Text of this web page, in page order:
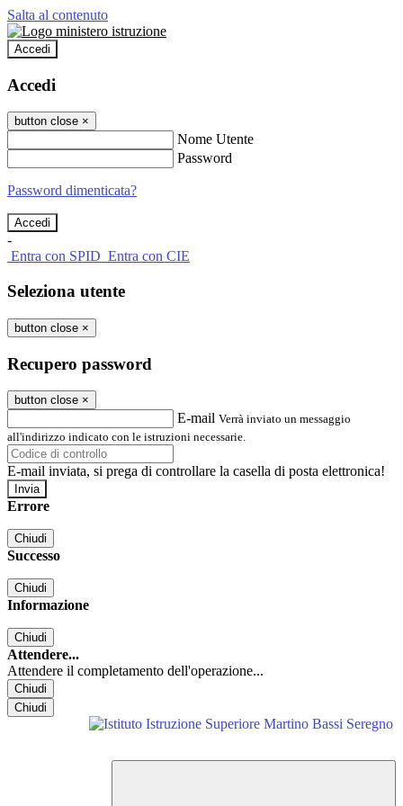
Salta al contenuto
Accedi
Accedi
button close ×
Nome Utente
Password
Password dimenticata?
-
Entra con SPID Entra con CIE
Seleziona utente
button close ×
Recupero password
button close ×
E-mail Verrà inviato un messaggio
all'indirizzo indicato con le istruzioni necessarie.
E-mail inviata, si prega di controllare la casella di posta elettronica!
Errore
Chiudi
Successo
Chiudi
Informazione
Chiudi
Attendere...
Attendere il completamento dell'operazione...
Chiudi
Chiudi